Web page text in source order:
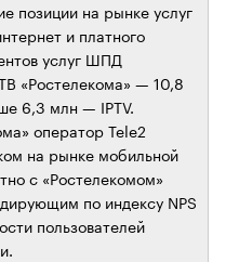
позиции на рынке услуг
и платного
услуг ШПД
«Ростелекома» — 10,8
6,3 млн — IPTV.
оператор Tele2
на рынке мобильной
с «Ростелекомом»
по индексу NPS
пользователей